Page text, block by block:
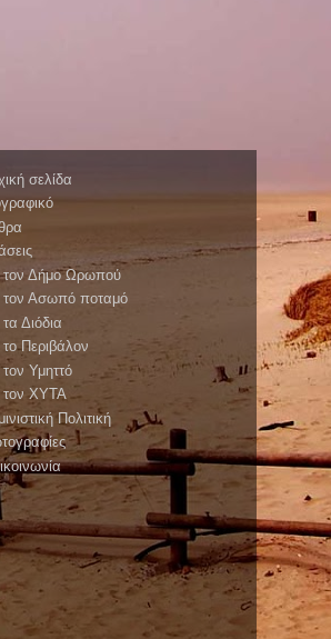
σελίδα
τον Δήμο Ωρωπού
τον Ασωπό ποταμό
τα Διόδια
το Περιβάλον
τον Υμηττό
τον XYTA
Πολιτική